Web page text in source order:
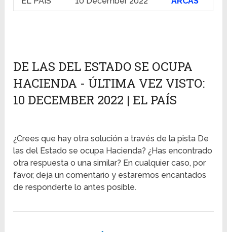
DE LAS DEL ESTADO SE OCUPA
HACIENDA - ÚLTIMA VEZ VISTO:
10 DECEMBER 2022 | EL PAÍS
¿Crees que hay otra solución a través de la pista De
las del Estado se ocupa Hacienda? ¿Has encontrado
otra respuesta o una similar? En cualquier caso, por
favor, deja un comentario y estaremos encantados
de responderte lo antes posible.